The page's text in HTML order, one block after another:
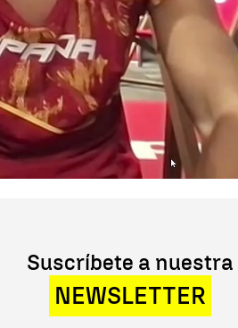
Suscríbete a nuestra
NEWSLETTER